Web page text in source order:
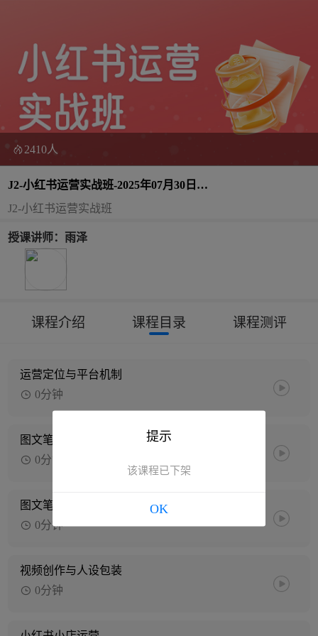
2410人
J2-小红书运营实战班-2025年07月30日
（双师）
J2-小红书运营实战班
授课讲师：雨泽
课程介绍 课程目录 课程测评
运营定位与平台机制
0分钟
图文笔记创作(上)
0分钟
图文笔记创作(下)
0分钟
视频创作与人设包装
0分钟
提示
该课程已下架
OK